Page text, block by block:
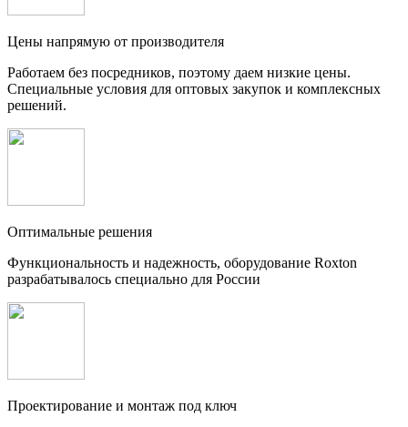
Цены напрямую от производителя
Работаем без посредников, поэтому даем низкие цены.
Специальные условия для оптовых закупок и комплексных
решений.
Оптимальные решения
Функциональность и надежность, оборудование Roxton
разрабатывалось специально для России
Проектирование и монтаж под ключ